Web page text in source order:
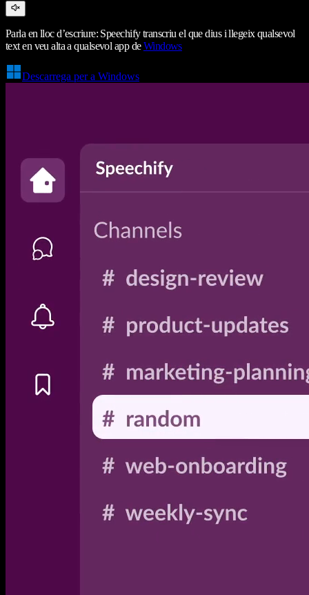
Parla en lloc d’escriure: Speechify transcriu el que dius i llegeix qualsevol
text en veu alta a qualsevol app deWindows
Descarrega per a Windows